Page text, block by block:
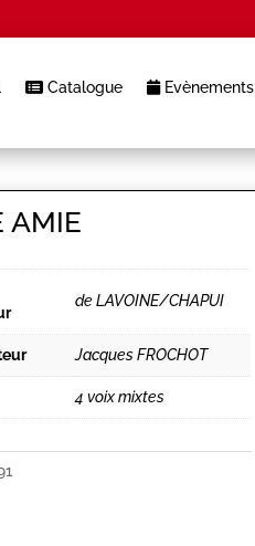
Catalogue Evènements
AMIE
de LAVOINE/CHAPUI
Jacques FROCHOT
4 voix mixtes